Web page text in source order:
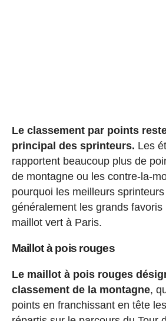
Le classement par points
principal des sprinteurs. Les
rapportent beaucoup plus de
de montagne ou les contre-la-
pourquoi les meilleurs
généralement les grands favoris
maillot vert à Paris.
Maillot à pois rouges
Le maillot à pois rouges
classement de la montagne,
points en franchissant en tête